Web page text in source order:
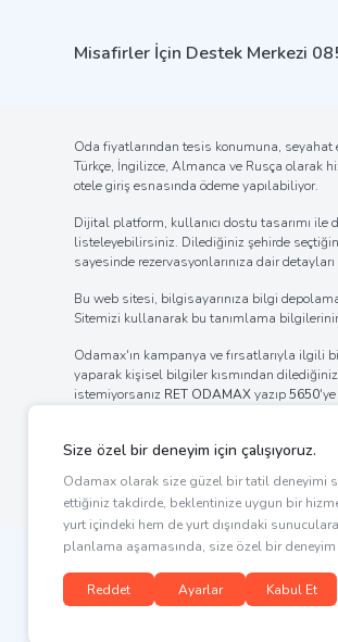
Misafirler İçin Destek Merkezi
Oda fiyatlarından tesis konumuna, seyahat
Türkçe, İngilizce, Almanca ve Rusça olarak
otele giriş esnasında ödeme yapılabiliyor.
Dijital platform, kullanıcı dostu tasarımı
listeleyebilirsiniz. Dilediğiniz şehirde
sayesinde rezervasyonlarınıza dair
Bu web sitesi, bilgisayarınıza bilgi
Sitemizi kullanarak bu tanımlama
Odamax'ın kampanya ve fırsatlarıyla ilgili
yaparak kişisel bilgiler kısmından
istemiyorsanız RET ODAMAXyazıp5650
internet tarayıcınızın ayarlar
ayarlarını değiştirerek bildirim alımına engel
Copyright © 2026 Ets Ersoy Turistik
Odamax bir markasıdır.